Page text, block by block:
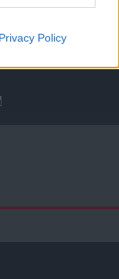
Privacy Policy